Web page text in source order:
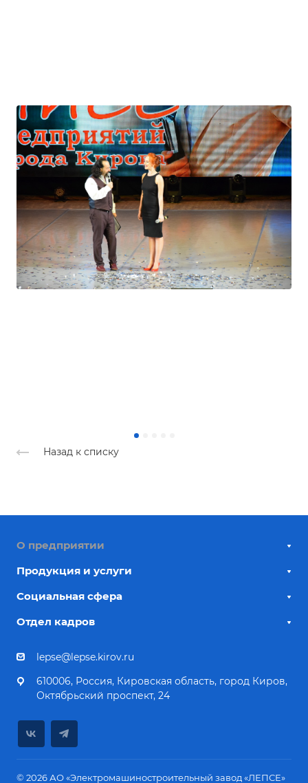
Назад к списку
О предприятии
Продукция и услуги
Социальная сфера
Отдел кадров
lepse@lepse.kirov.ru
610006, Россия, Кировская область, город Киров,
Октябрьский проспект, 24
© 2026 АО «Электромашиностроительный завод «ЛЕПСЕ»